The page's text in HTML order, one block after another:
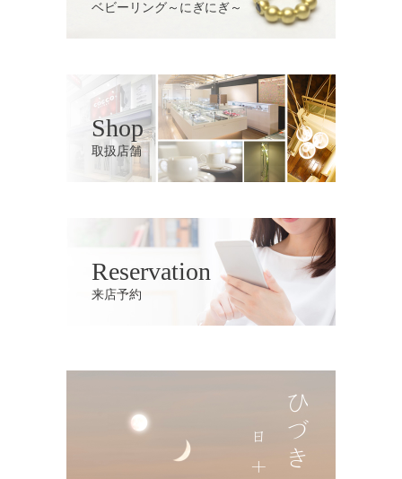
ベビーリング～にぎにぎ～
Shop
取扱店舗
Reservation
来店予約